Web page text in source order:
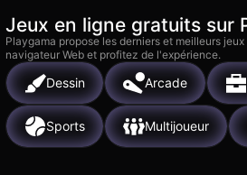
Jeux en ligne gratuits sur
Playgama propose les derniers et meilleurs
navigateur Web et profitez de l'expérience.
Dessin Arcade
Sports Multijoueur